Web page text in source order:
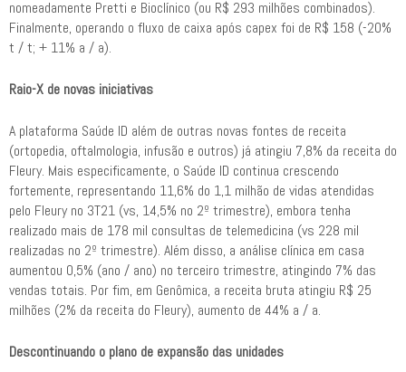
nomeadamente Pretti e Bioclínico (ou R$ 293 milhões combinados).
Finalmente, operando o fluxo de caixa após capex foi de R$ 158 (-20%
t / t; + 11% a / a).
Raio-X de novas iniciativas
A plataforma Saúde ID além de outras novas fontes de receita
(ortopedia, oftalmologia, infusão e outros) já atingiu 7,8% da receita do
Fleury. Mais especificamente, o Saúde ID continua crescendo
fortemente, representando 11,6% do 1,1 milhão de vidas atendidas
pelo Fleury no 3T21 (vs, 14,5% no 2º trimestre), embora tenha
realizado mais de 178 mil consultas de telemedicina (vs 228 mil
realizadas no 2º trimestre). Além disso, a análise clínica em casa
aumentou 0,5% (ano / ano) no terceiro trimestre, atingindo 7% das
vendas totais. Por fim, em Genômica, a receita bruta atingiu R$ 25
milhões (2% da receita do Fleury), aumento de 44% a / a.
Descontinuando o plano de expansão das unidades